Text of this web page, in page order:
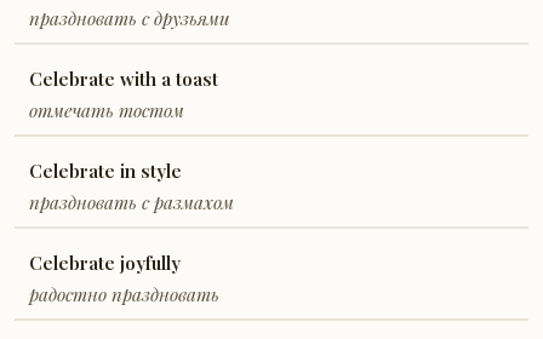
праздновать с друзьями
Celebrate with a toast
отмечать тостом
Celebrate in style
праздновать с размахом
Celebrate joyfully
радостно праздновать